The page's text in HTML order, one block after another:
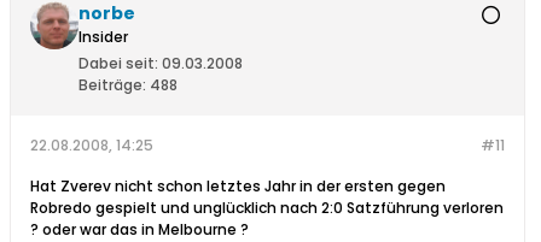
norbe
Insider
Dabei seit: 09.03.2008
Beiträge: 488
#11
22.08.2008, 14:25
Hat Zverev nicht schon letztes Jahr in der ersten gegen
Robredo gespielt und unglücklich nach 2:0 Satzführung verloren
? oder war das in Melbourne ?